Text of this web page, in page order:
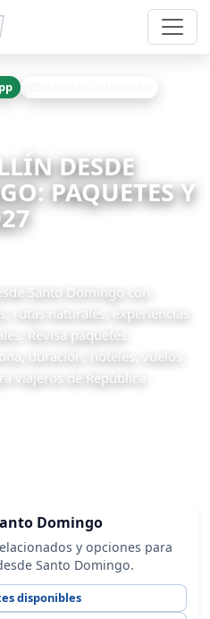
DESDE
PAQUETES Y
Santo Domingo con
rutas naturales, experiencias
Revisa paquetes
duración, hoteles, vuelos
viajeros de República
Domingo
y opciones para
Santo Domingo.
disponibles